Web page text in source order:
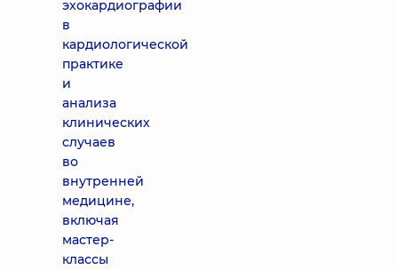
эхокардиографии
в
кардиологической
практике
и
анализа
клинических
случаев
во
внутренней
медицине,
включая
мастер-
классы